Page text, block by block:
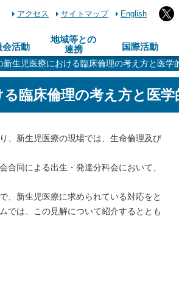
アクセス サイトマップ English
会活動
地域等との
連携
国際活動
生児医療における臨床倫理の考え方と医学
臨床倫理の考え方と医学
、新生児医療の現場では、生命倫理及び
同による出生・発達分科会において、
、新生児医療に求められている対応をと
では、この見解について紹介するととも